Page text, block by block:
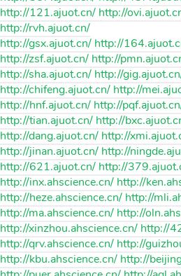
http://121.ajuot.cn/ http://
http://rvh.ajuot.cn/
http://gsx.ajuot.cn/ http://
http://zsf.ajuot.cn/ http://
http://sha.ajuot.cn/ http://
http://chifeng.ajuot.cn/ http://
http://hnf.ajuot.cn/ http://
http://tian.ajuot.cn/ http://
http://dang.ajuot.cn/ http://
http://jinan.ajuot.cn/ http://
http://621.ajuot.cn/ http://
http://inx.ahscience.cn/ http://
http://heze.ahscience.cn/ http://
http://ma.ahscience.cn/ http://
http://xinzhou.ahscience.cn/ http://
http://qrv.ahscience.cn/ http://
http://kbu.ahscience.cn/ http://